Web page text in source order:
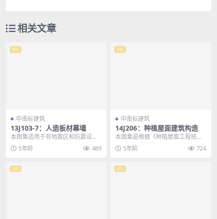
相关文章
VIP
中南标建筑
13J103-7：人造板材幕墙
本图集适用于非地震区和抗震设防
烈度小于等于8度的地区且幕墙高度
不超过100m的民...
5年前 489
VIP
中南标建筑
14J206：种植屋面建筑构造
本图集是根据《种植屋面工程技术
规程》JGJ 155-2013编制的，适用
于新建、...
5年前 724
VIP VIP